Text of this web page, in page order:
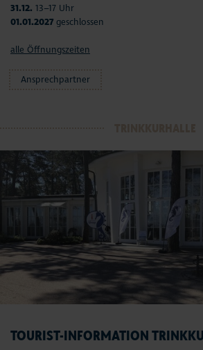
31.12. 13–17 Uhr
01.01.2027 geschlossen
alle Öffnungszeiten
Ansprechpartner
TOURIST-INFORMATION